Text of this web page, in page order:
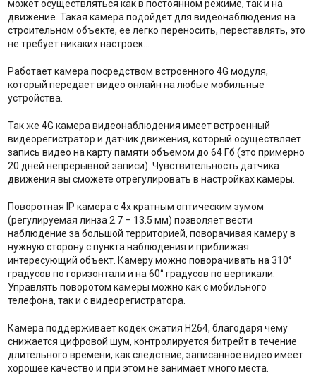
может осуществляться как в постоянном режиме, так и на
движение. Такая камера подойдет для видеонаблюдения на
строительном объекте, ее легко переносить, переставлять, это
не требует никаких настроек...
Работает камера посредством встроенного 4G модуля,
который передает видео онлайн на любые мобильные
устройства.
Так же 4G камера видеонаблюдения имеет встроенный
видеорегистратор и датчик движения, который осуществляет
запись видео на карту памяти объемом до 64 Гб (это примерно
20 дней непрерывной записи). Чувствительность датчика
движения вы сможете отрегулировать в настройках камеры.
Поворотная IP камера с 4х кратным оптическим зумом
(регулируемая линза 2.7 – 13.5 мм) позволяет вести
наблюдение за большой территорией, поворачивая камеру в
нужную сторону с пункта наблюдения и приближая
интересующий объект. Камеру можно поворачивать на 310°
градусов по горизонтали и на 60° градусов по вертикали.
Управлять поворотом камеры можно как с мобильного
телефона, так и с видеорегистратора.
Камера поддерживает кодек сжатия H264, благодаря чему
снижается цифровой шум, контролируется битрейт в течение
длительного времени, как следствие, записанное видео имеет
хорошее качество и при этом не занимает много места.